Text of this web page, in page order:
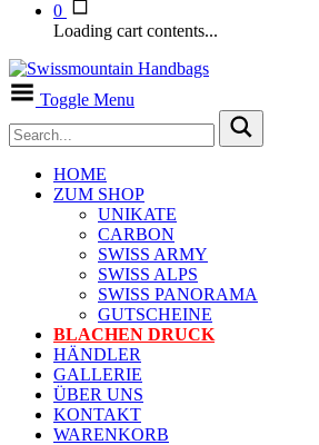
0
Loading cart contents...
Toggle Menu
HOME
ZUM SHOP
UNIKATE
CARBON
SWISS ARMY
SWISS ALPS
SWISS PANORAMA
GUTSCHEINE
BLACHEN DRUCK
HÄNDLER
GALLERIE
ÜBER UNS
KONTAKT
WARENKORB